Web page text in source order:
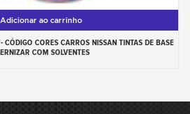
Adicionar ao carrinho
CORES CARROS NISSAN TINTAS DE BASE
COM SOLVENTES